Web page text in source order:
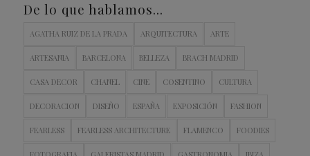
De lo que hablamos…
AGATHA RUIZ DE LA PRADA ARQUITECTURA ARTE
ARTESANIA BARCELONA BELLEZA BRACH MADRID
CASA DECOR CHANEL CINE COSENTINO CULTURA
DECORACION DISEÑO ESPAÑA EXPOSICIÓN FASHION
FEARLESS FEARLESS ARCHITECTURE FLAMENCO FOODIES